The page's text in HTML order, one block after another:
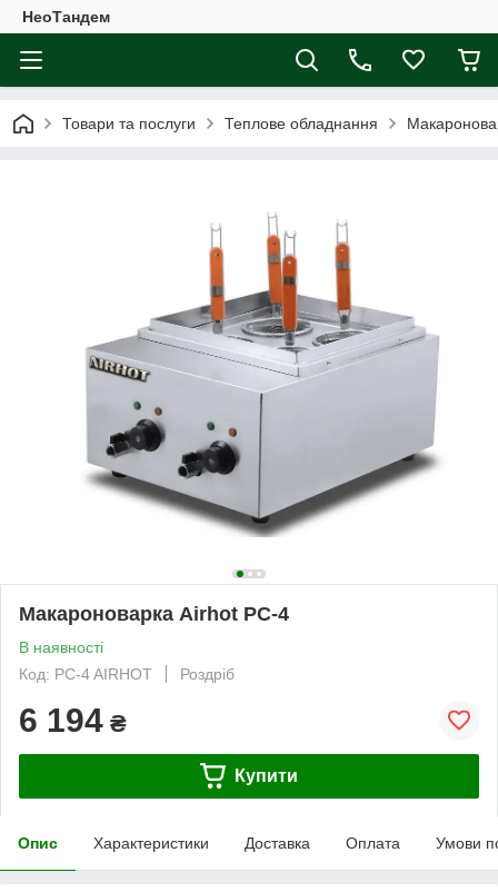
НеоТандем
Товари та послуги Теплове обладнання
Макароноварка Airhot PC-4
В наявності
Код: PC-4 AIRHOT
Роздріб
6 194 ₴
Купити
Опис Характеристики Доставка Оплата Умови